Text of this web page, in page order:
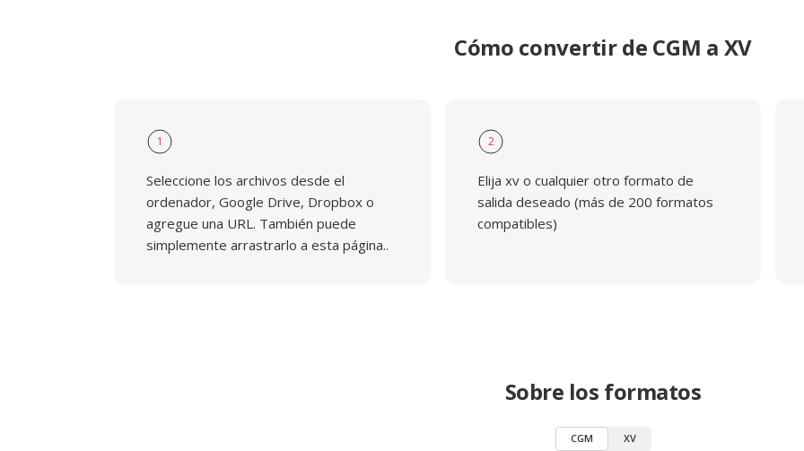
Cómo convertir de CGM a XV
1
Seleccione los archivos desde el
ordenador, Google Drive, Dropbox o
agregue una URL. También puede
simplemente arrastrarlo a esta página..
2
Elija xv o cualquier otro formato de
salida deseado (más de 200 formatos
compatibles)
Sobre los formatos
CGM XV